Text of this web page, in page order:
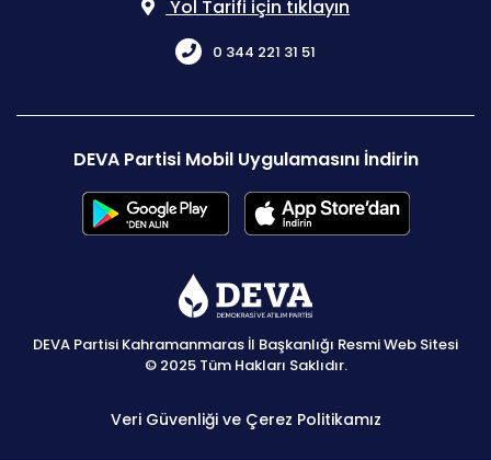
Yol Tarifi için tıklayın
0 344 221 31 51
DEVA Partisi Mobil Uygulamasını İndirin
DEVA Partisi Kahramanmaras İl Başkanlığı Resmi Web Sitesi
© 2025 Tüm Hakları Saklıdır.
Veri Güvenliği ve Çerez Politikamız